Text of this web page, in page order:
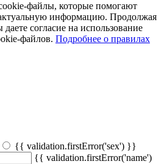
файлы, которые помогают
информацию. Продолжая
согласие на использование
файлов. Подробнее о правилах
{{ validation.firstError('sex') }}
{{ validation.firstError('name')